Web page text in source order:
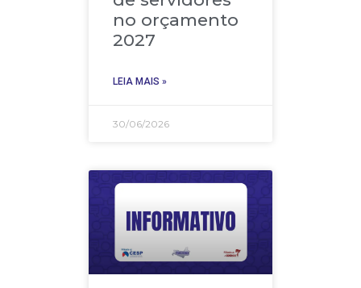
no orçamento
2027
LEIA MAIS »
30/06/2026